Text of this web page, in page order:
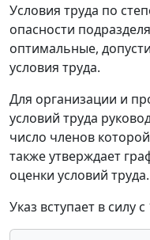
Условия труда по
опасности
оптимальные,
условия труда.
Для организации и
условий труда
число членов
также утверждает
оценки условий труда.
Указ вступает в силу